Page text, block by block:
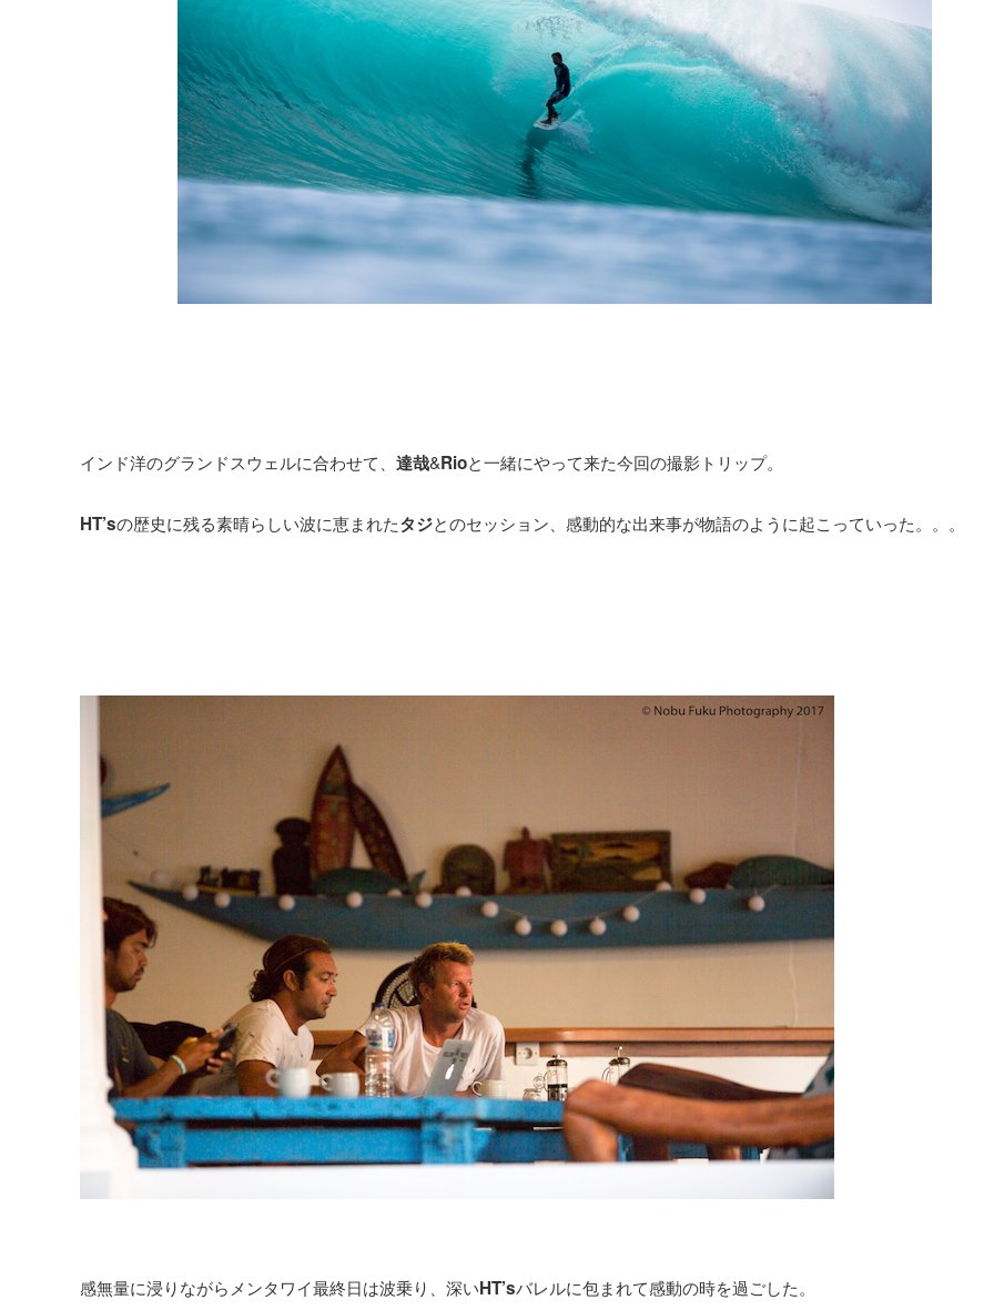
インド洋のグランドスウェルに合わせて、 達哉&Rioと一緒にやって来た今回の撮影トリップ。
HT’sの歴史に残る素晴らしい波に恵まれたタジとのセッション、感動的な出来事が物語のように起こっていった。。。
感無量に浸りながらメンタワイ最終日は波乗り、深いHT’sバレルに包まれて感動の時を過ごした。